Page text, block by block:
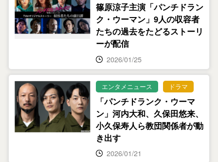
篠原涼子主演「パンチドラン
ク・ウーマン」9人の収容者
たちの過去をたどるストーリ
ーが配信
2026/01/25
エンタメニュース ドラマ
「パンチドランク・ウーマ
ン」河内大和、久保田悠来、
小久保寿人ら教団関係者が動
き出す
2026/01/21